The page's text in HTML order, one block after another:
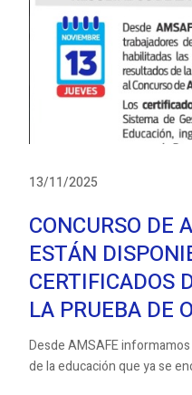
13/11/2025
CONCURSO DE
ESTÁN
CERTIFICADOS
LA PRUEBA DE
Desde AMSAFE
de la educación que ya se